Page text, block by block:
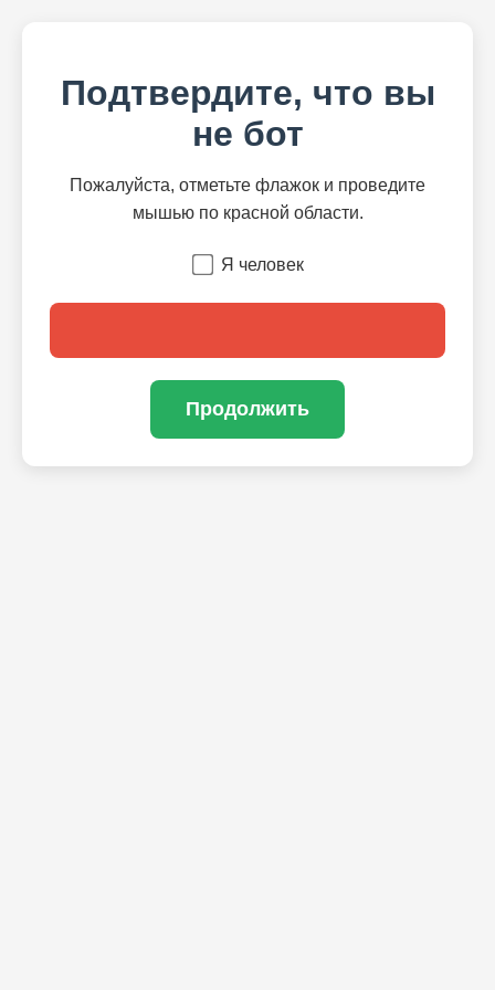
Подтвердите, что вы
не бот
Пожалуйста, отметьте флажок и проведите
мышью по красной области.
Я человек
Продолжить